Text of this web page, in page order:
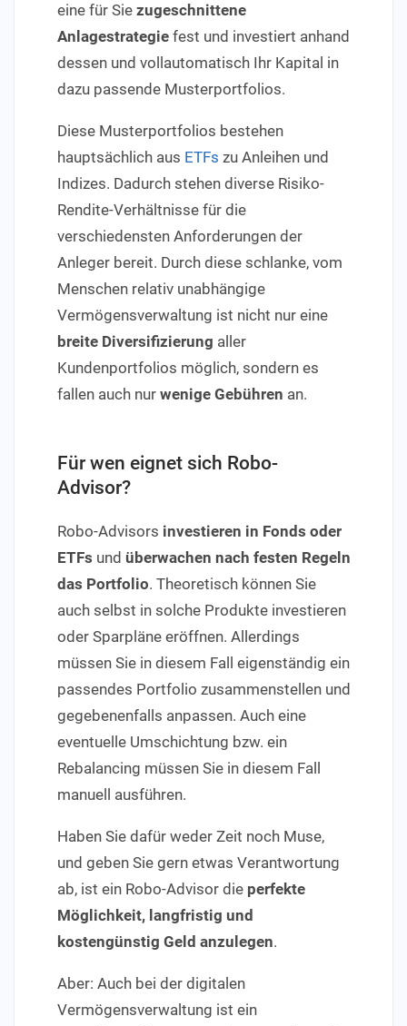
eine für Sie zugeschnittene
Anlagestrategiefest und investiert anhand
dessen und vollautomatisch Ihr Kapital in
dazu passende Musterportfolios.
Diese Musterportfolios bestehen
hauptsächlich aus ETFs zu Anleihen und
Indizes. Dadurch stehen diverse Risiko-
Rendite-Verhältnisse für die
verschiedensten Anforderungen der
Anleger bereit. Durch diese schlanke, vom
Menschen relativ unabhängige
Vermögensverwaltung ist nicht nur eine
breite Diversifizierung aller
Kundenportfolios möglich, sondern es
fallen auch nur wenige Gebühren an.
Für wen eignet sich Robo-
Advisor?
Robo-Advisors investieren in Fonds oder
ETFs und überwachen nach festen Regeln
das Portfolio. Theoretisch können Sie
auch selbst in solche Produkte investieren
oder Sparpläne eröffnen. Allerdings
müssen Sie in diesem Fall eigenständig ein
passendes Portfolio zusammenstellen und
gegebenenfalls anpassen. Auch eine
eventuelle Umschichtung bzw. ein
Rebalancing müssen Sie in diesem Fall
manuell ausführen.
Haben Sie dafür weder Zeit noch Muse,
und geben Sie gern etwas Verantwortung
ab, ist ein Robo-Advisor die perfekte
Möglichkeit, langfristig und
kostengünstig Geld anzulegen.
Aber: Auch bei der digitalen
Vermögensverwaltung ist ein